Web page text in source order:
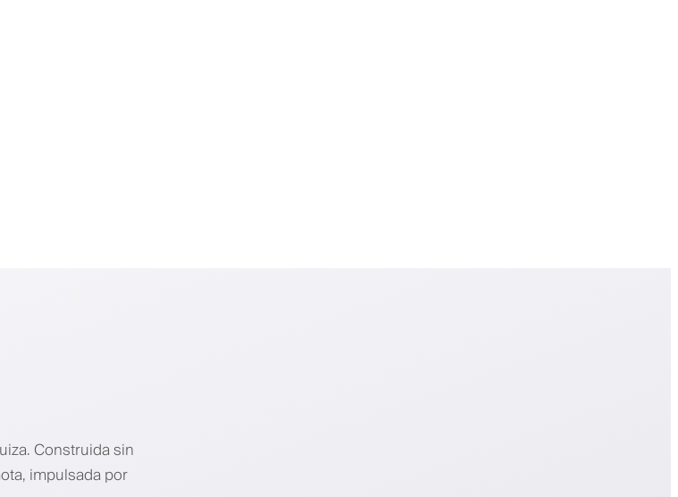
Construida sin
impulsada por